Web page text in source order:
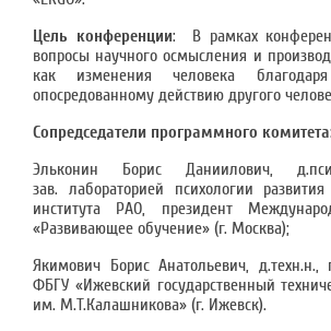
Цель конференции: В рамках
вопросы научного осмысления и
как изменения человека
опосредованному действию другого
Сопредседатели программного комитета:
Эльконин Борис Даниилович,
зав. лабораторией психологии развития
института РАО, президент
«Развивающее обучение» (г. Москва);
Якимович Борис Анатольевич, д.техн.н.,
ФБГУ «Ижевский государственный
им. М.Т.Калашникова» (г. Ижевск).